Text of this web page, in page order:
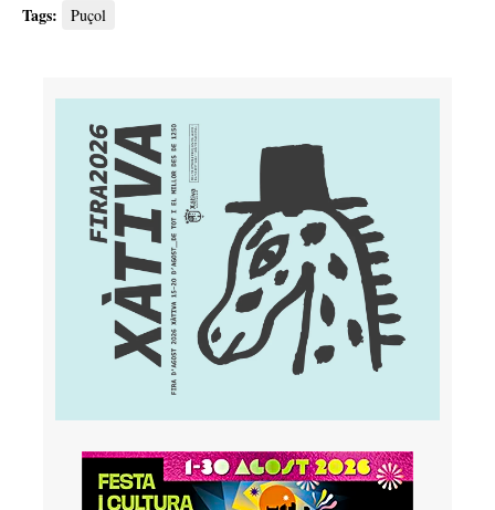
Tags: Puçol